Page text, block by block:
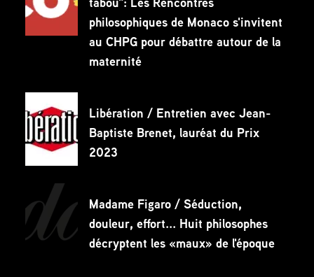
philosophiques de Monaco s'invitent
au CHPG pour débattre autour de la
maternité
Libération / Entretien avec Jean-
Baptiste Brenet, lauréat du Prix
2023
Madame Figaro / Séduction,
douleur, effort... Huit philosophes
décryptent les «maux» de l'époque